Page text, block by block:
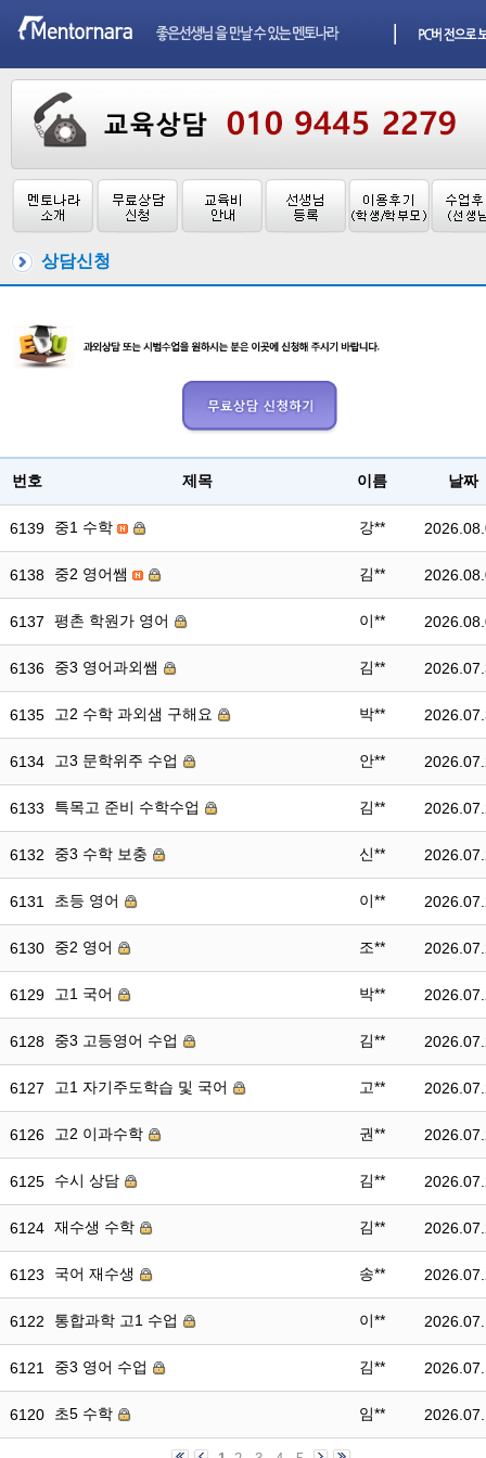
상담신청
번호 제목 이름 날짜
6139 중1 수학 강**
6138 중2 영어쌤 김**
6137 평촌 학원가 영어 이**
6136 중3 영어과외쌤 김**
6135 고2 수학 과외샘 구해요 박**
6134 고3 문학위주 수업 안**
6133 특목고 준비 수학수업 김**
6132 중3 수학 보충 신**
6131 초등 영어 이**
6130 중2 영어 조**
6129 고1 국어 박**
6128 중3 고등영어 수업 김**
6127 고1 자기주도학습 및 국어 고**
6126 고2 이과수학 권**
6125 수시 상담 김**
6124 재수생 수학 김**
6123 국어 재수생 송**
6122 통합과학 고1 수업 이**
6121 중3 영어 수업 김**
6120 초5 수학 임**